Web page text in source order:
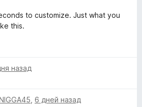
to customize. Just what you
this.
назад
6 дней назад